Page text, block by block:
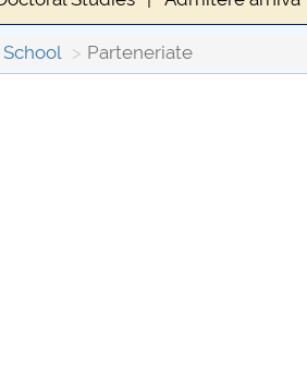
Regulamente și
Parteneriate